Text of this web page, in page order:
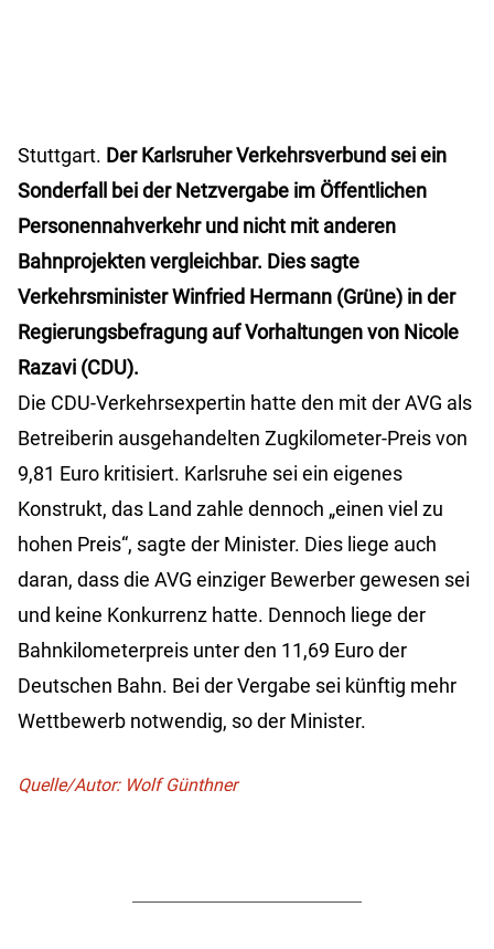
Stuttgart. Der Karlsruher Verkehrsverbund sei ein
Sonderfall bei der Netzvergabe im Öffentlichen
Personennahverkehr und nicht mit anderen
Bahnprojekten vergleichbar. Dies sagte
Verkehrsminister Winfried Hermann (Grüne) in der
Regierungsbefragung auf Vorhaltungen von Nicole
Razavi (CDU).
Die CDU-Verkehrsexpertin hatte den mit der AVG als
Betreiberin ausgehandelten Zugkilometer-Preis von
9,81 Euro kritisiert. Karlsruhe sei ein eigenes
Konstrukt, das Land zahle dennoch „einen viel zu
hohen Preis“, sagte der Minister. Dies liege auch
daran, dass die AVG einziger Bewerber gewesen sei
und keine Konkurrenz hatte. Dennoch liege der
Bahnkilometerpreis unter den 11,69 Euro der
Deutschen Bahn. Bei der Vergabe sei künftig mehr
Wettbewerb notwendig, so der Minister.
Quelle/Autor: Wolf Günthner